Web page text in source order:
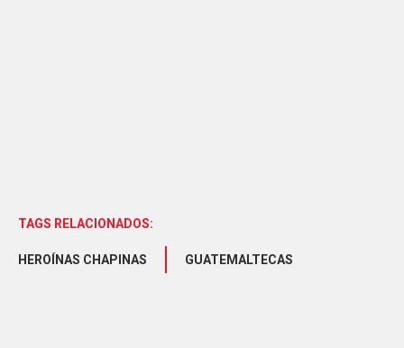
TAGS RELACIONADOS:
HEROÍNAS CHAPINAS GUATEMALTECAS